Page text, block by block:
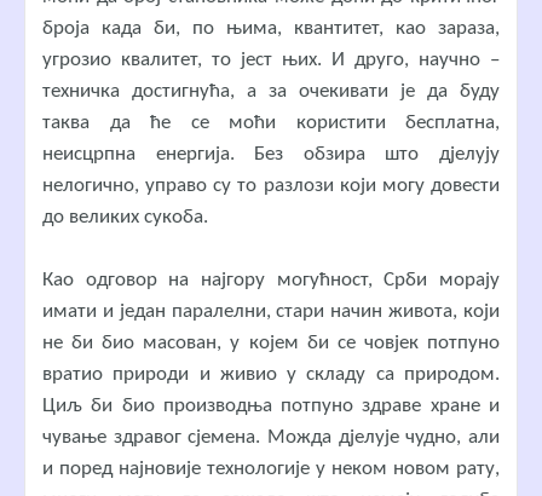
броја када би, по њима, квантитет, као зараза,
угрозио квалитет, то јест њих. И друго, научно –
техничка достигнућа, а за очекивати је да буду
таква да ће се моћи користити бесплатна,
неисцрпна енергија. Без обзира што дјелују
нелогично, управо су то разлози који могу довести
до великих сукоба.
Као одговор на најгору могућност, Срби морају
имати и један паралелни, стари начин живота, који
не би био масован, у којем би се човјек потпуно
вратио природи и живио у складу са природом.
Циљ би био производња потпуно здраве хране и
чување здравог сјемена. Можда дјелује чудно, али
и поред најновије технологије у неком новом рату,